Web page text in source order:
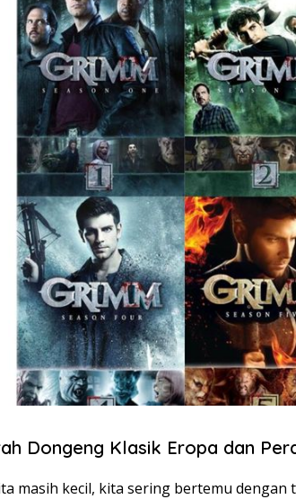
Dongeng Klasik Eropa dan
masih kecil, kita sering bertemu